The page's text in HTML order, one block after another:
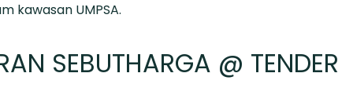
kawasan UMPSA.
SEBUTHARGA @ TENDER